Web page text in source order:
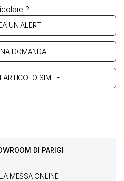
?
UN ALERT
DOMANDA
ARTICOLO SIMILE
DI PARIGI
MESSA ONLINE